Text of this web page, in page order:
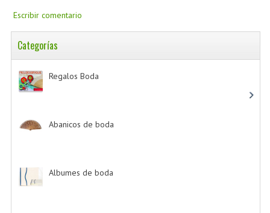
Escribir comentario
Categorías
Regalos Boda
Abanicos de boda
Albumes de boda